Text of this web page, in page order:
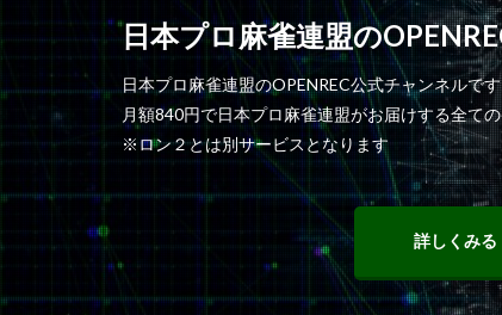
日本プロ麻雀連盟の
日本プロ麻雀連盟のOPENREC公式チャンネルで
月額840円で日本プロ麻雀連盟がお届けする全て
※ロン２とは別サービスとなります
詳しくみる